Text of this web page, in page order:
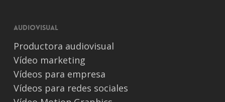
Audiovisual
Productora audiovisual
Vídeo marketing
Vídeos para empresa
Vídeos para redes sociales